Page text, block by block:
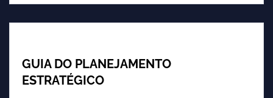
GUIA DO PLANEJAMENTO
ESTRATÉGICO